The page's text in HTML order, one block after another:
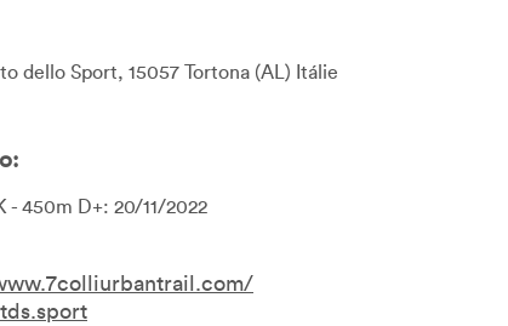
dello Sport 15057 Tortona AL Itálie
- 450m D+: 20/11/2022